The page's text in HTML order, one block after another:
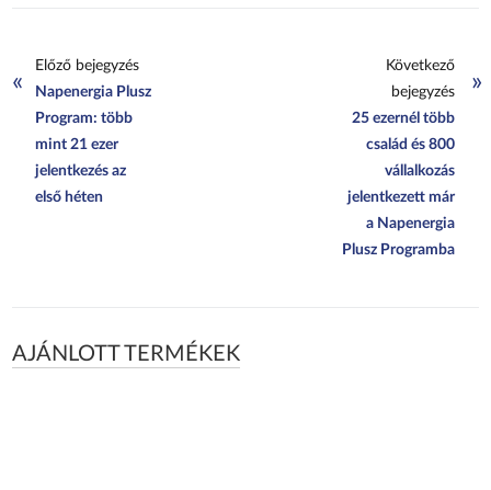
«
Előző bejegyzés
Napenergia Plusz
Program: több
mint 21 ezer
jelentkezés az
első héten
»
Következő
bejegyzés
25 ezernél több
család és 800
vállalkozás
jelentkezett már
a Napenergia
Plusz Programba
AJÁNLOTT TERMÉKEK